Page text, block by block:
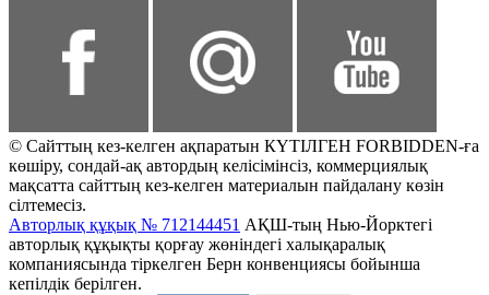
© Сайттың кез-келген ақпаратын КҮТІЛГЕН FORBIDDEN-ға
көшіру, сондай-ақ автордың келісімінсіз, коммерциялық
мақсатта сайттың кез-келген материалын пайдалану көзін
сілтемесіз.
Авторлық құқық № 712144451 АҚШ-тың Нью-Йорктегі
авторлық құқықты қорғау жөніндегі халықаралық
компаниясында тіркелген Берн конвенциясы бойынша
кепілдік берілген.